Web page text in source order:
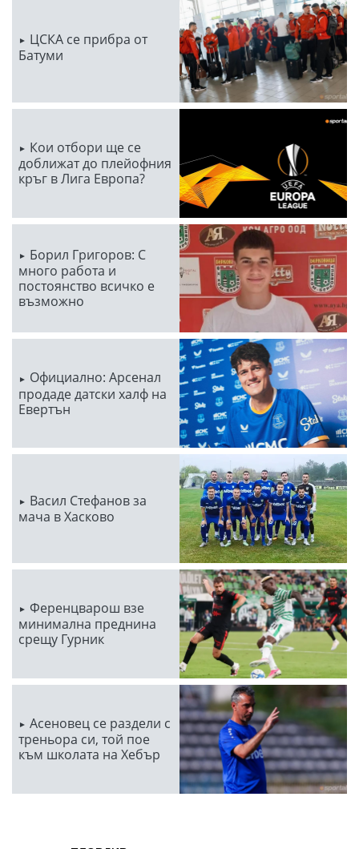
ЦСКА се прибра от
Батуми
Кои отбори ще се
доближат до плейофния
кръг в Лига Европа?
Борил Григоров: С
много работа и
постоянство всичко е
възможно
Официално: Арсенал
продаде датски халф на
Евертън
Васил Стефанов за
мача в Хасково
Ференцварош взе
минимална преднина
срещу Гурник
Асеновец се раздели с
треньора си, той пое
към школата на Хебър